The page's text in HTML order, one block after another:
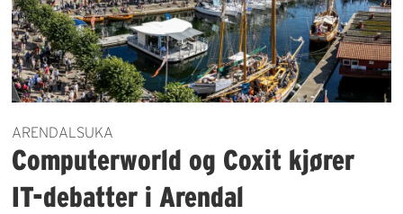
ARENDALSUKA
Computerworld og Coxit kjører
IT-debatter i Arendal